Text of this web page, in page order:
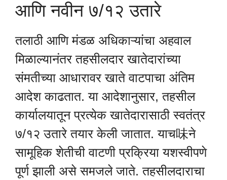
आणि नवीन ७/१२ उतारे
तलाठी आणि मंडळ अधिकाऱ्यांचा अहवाल
मिळाल्यानंतर तहसीलदार खातेदारांच्या
संमतीच्या आधारावर खाते वाटपाचा अंतिम
आदेश काढतात. या आदेशानुसार, तहसील
कार्यालयातून प्रत्येक खातेदारासाठी स्वतंत्र
७/१२ उतारे तयार केली जातात. याच味ने
सामूहिक शेतीची वाटणी प्रक्रिया यशस्वीपणे
पूर्ण झाली असे समजले जाते. तहसीलदाराचा